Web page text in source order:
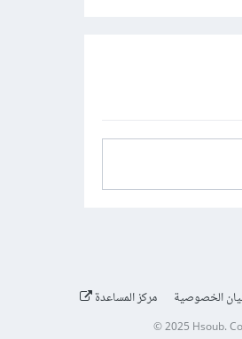
الخصوصية مركز المساعدة
© 2025 Hsoub.